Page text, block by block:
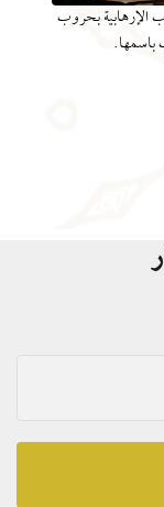
الإرهابية بحروب
باسمها.